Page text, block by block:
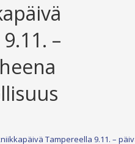
–
Tampereella 9.11. –